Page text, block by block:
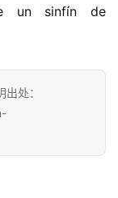
un sinfín de
处：